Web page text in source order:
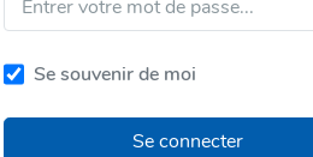
Se souvenir de moi
Se connecter